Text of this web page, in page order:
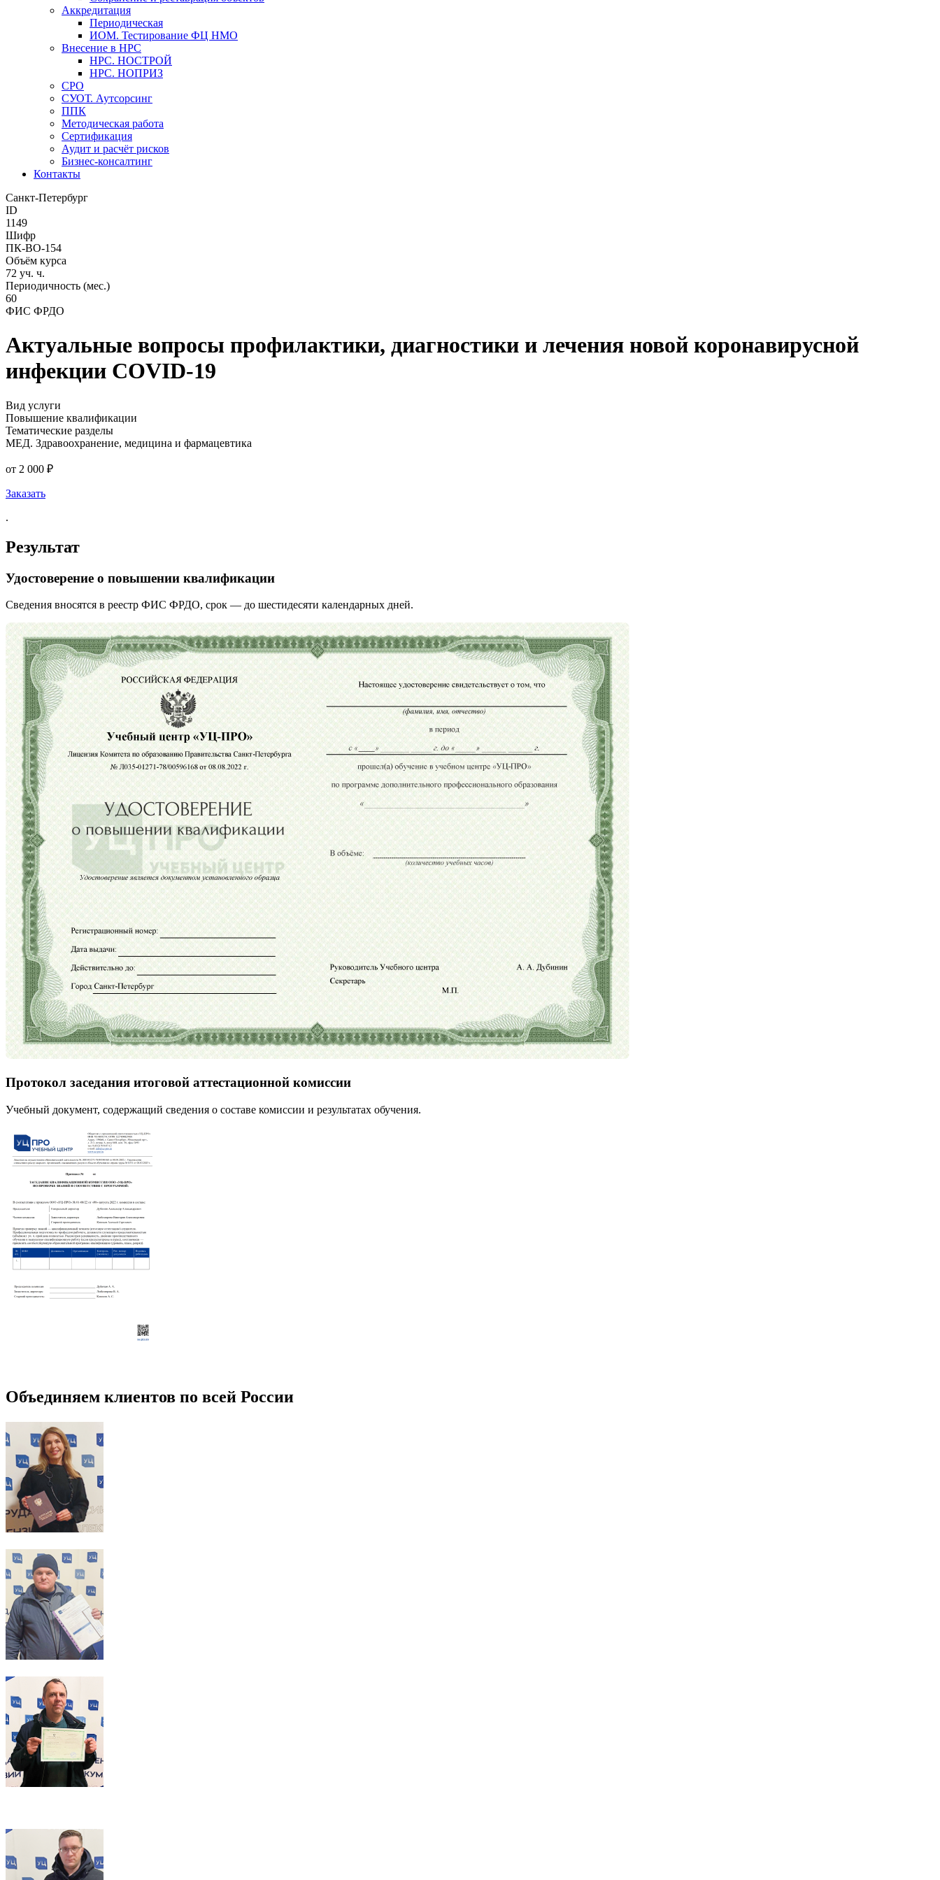
Аккредитация
Периодическая
ИОМ. Тестирование ФЦ НМО
Внесение в НРС
НРС. НОСТРОЙ
НРС. НОПРИЗ
СРО
СУОТ. Аутсорсинг
ППК
Методическая работа
Сертификация
Аудит и расчёт рисков
Бизнес-консалтинг
Контакты
Санкт-Петербург
ID
1149
Шифр
ПК-ВО-154
Объём курса
72 уч. ч.
Периодичность (мес.)
60
ФИС ФРДО
Актуальные вопросы профилактики, диагностики и лечения новой коронавирусной
инфекции COVID-19
Вид услуги
Повышение квалификации
Тематические разделы
МЕД. Здравоохранение, медицина и фармацевтика
от 2 000 ₽
Заказать
.
Результат
Удостоверение о повышении квалификации
Сведения вносятся в реестр ФИС ФРДО, срок — до шестидесяти календарных дней.
Протокол заседания итоговой аттестационной комиссии
Учебный документ, содержащий сведения о составе комиссии и результатах обучения.
Объединяем клиентов по всей России